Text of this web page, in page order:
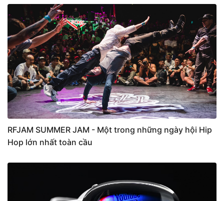
RFJAM SUMMER JAM - Một trong những ngày hội Hip
Hop lớn nhất toàn cầu